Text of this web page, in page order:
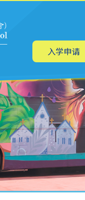
主
航 入学申请